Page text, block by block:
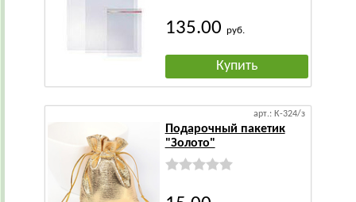
135.00 руб.
Купить
арт.: К-324/з
Подарочный пакетик
"Золото"